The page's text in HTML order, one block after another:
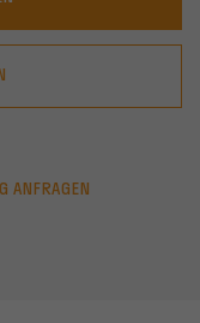
ANFRAGEN